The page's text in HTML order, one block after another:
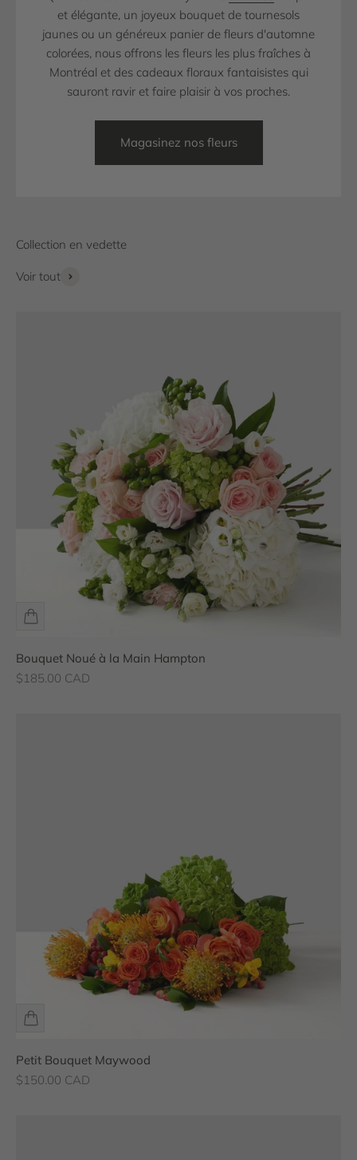
et élégante, un joyeux bouquet de tournesols
jaunes ou un généreux panier de fleurs d'automne
colorées, nous offrons les fleurs les plus fraîches à
Montréal et des cadeaux floraux fantaisistes qui
sauront ravir et faire plaisir à vos proches.
Magasinez nos fleurs
Voir tout
Bouquet Noué à la Main Hampton
Prix de vente
$185.00 CAD
Petit Bouquet Maywood
Prix de vente
$150.00 CAD